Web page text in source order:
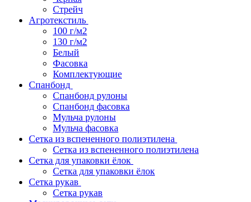
Стрейч
Агротекстиль
100 г/м2
130 г/м2
Белый
Фасовка
Комплектующие
Спанбонд
Спанбонд рулоны
Спанбонд фасовка
Мульча рулоны
Мульча фасовка
Сетка из вспененного полиэтилена
Сетка из вспененного полиэтилена
Сетка для упаковки ёлок
Сетка для упаковки ёлок
Сетка рукав
Сетка рукав